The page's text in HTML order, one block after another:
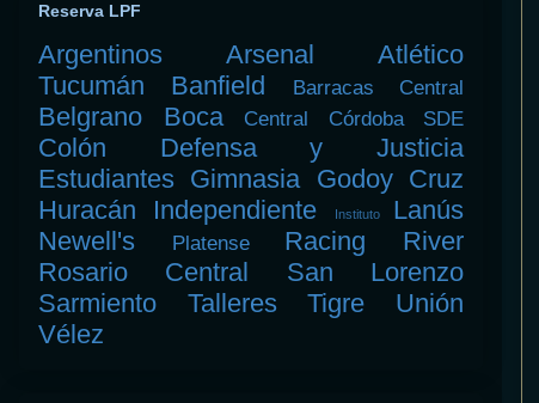
Reserva LPF
Argentinos Arsenal
Atlético
Tucumán
Banfield Barracas Central
Belgrano Boca Central Córdoba SDE
Colón
Defensa y Justicia
Estudiantes Gimnasia Godoy Cruz
Huracán
Independiente Instituto
Lanús
Newell's
Platense Racing
River
Rosario Central
San Lorenzo
Sarmiento
Talleres Tigre
Unión
Vélez